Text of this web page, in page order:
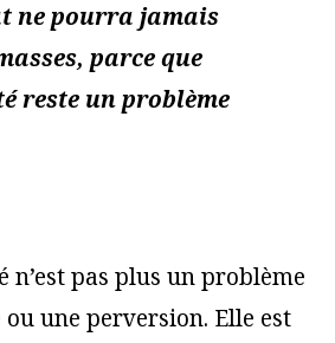
ne pourra jamais
parce que
reste un problème
n’est pas plus un problème
ou une perversion. Elle est